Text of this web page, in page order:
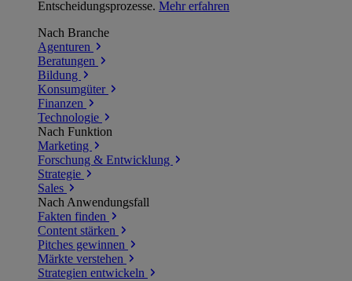
Entscheidungsprozesse. Mehr erfahren
Nach Branche
Agenturen
Beratungen
Bildung
Konsumgüter
Finanzen
Technologie
Nach Funktion
Marketing
Forschung & Entwicklung
Strategie
Sales
Nach Anwendungsfall
Fakten finden
Content stärken
Pitches gewinnen
Märkte verstehen
Strategien entwickeln